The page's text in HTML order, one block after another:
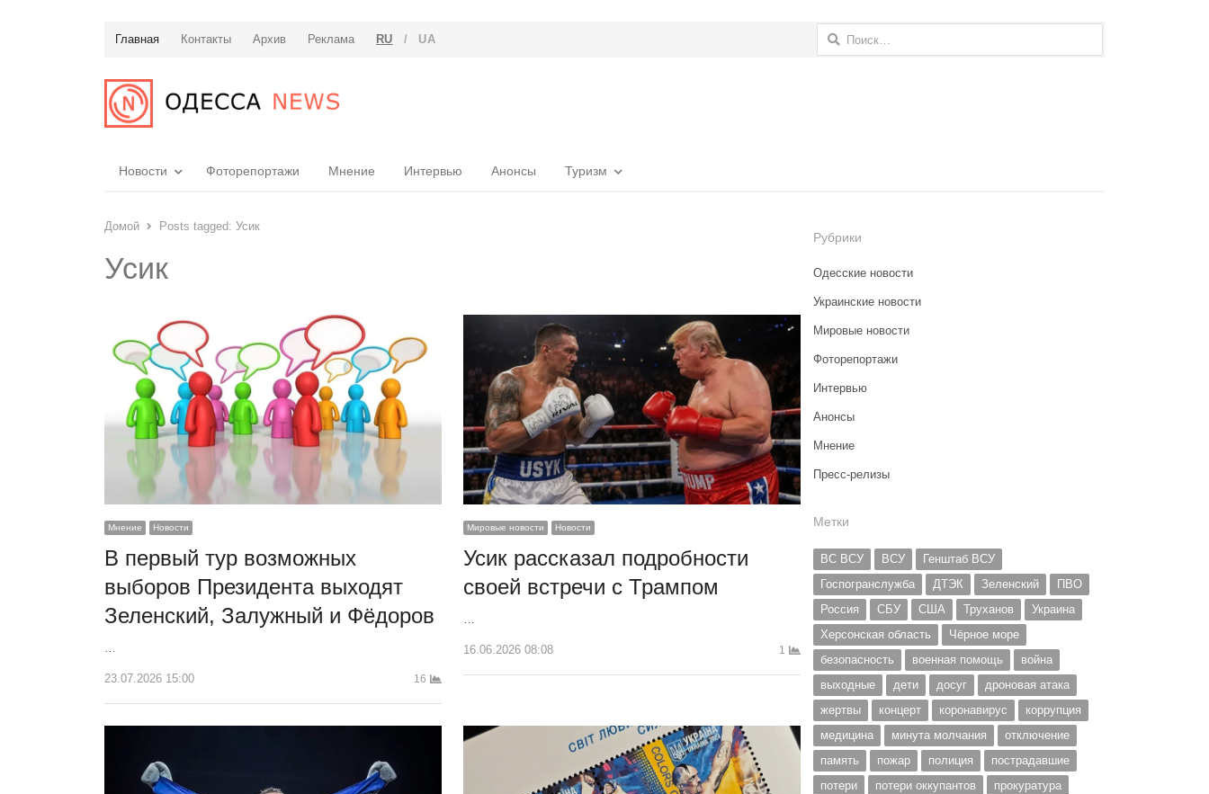
Главная Контакты Архив Реклама RU / UA Найти:
Новости Фоторепортажи Мнение Интервью Анонсы Туризм
Домой Posts tagged: Усик
Усик
Мнение Новости
В первый тур возможных
выборов Президента выходят
Зеленский, Залужный и Фёдоров
23.07.2026 15:00 16
Мировые новости Новости
Усик рассказал подробности
своей встречи с Трампом
16.06.2026 08:08 1
Рубрики
Одесские новости
Украинские новости
Мировые новости
Фоторепортажи
Интервью
Анонсы
Мнение
Пресс-релизы
Метки
ВС ВСУ ВСУ
Генштаб ВСУ
Госпогранслужба
ДТЭК Зеленский
ПВО
Россия
СБУ США Труханов
Украина
Херсонская область
Чёрное море
безопасность
военная помощь
война
выходные
дети досуг
дроновая атака
жертвы
концерт коронавирус
коррупция
медицина
минута молчания
отключение
память
пожар полиция
пострадавшие
потери
потери оккупантов
прокуратура